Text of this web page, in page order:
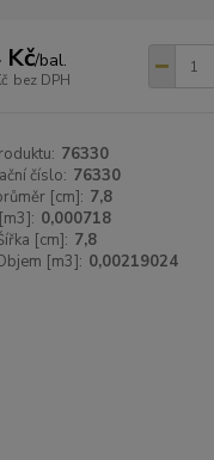
Kč/bal.
bez DPH
76330
číslo: 76330
[cm]: 7,8
0,000718
[cm]: 7,8
[m3]: 0,00219024